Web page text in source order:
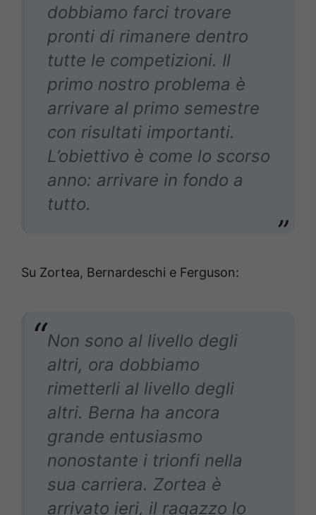
dobbiamo farci trovare
pronti di rimanere dentro
tutte le competizioni. Il
primo nostro problema è
arrivare al primo semestre
con risultati importanti.
L’obiettivo è come lo scorso
anno: arrivare in fondo a
tutto.
Su Zortea, Bernardeschi e Ferguson:
Non sono al livello degli
altri, ora dobbiamo
rimetterli al livello degli
altri. Berna ha ancora
grande entusiasmo
nonostante i trionfi nella
sua carriera. Zortea è
arrivato ieri, il ragazzo lo